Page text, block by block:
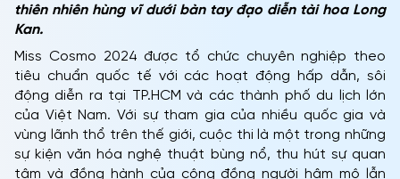
thiên nhiên hùng vĩ dưới bàn tay đạo diễn tài hoa Long
Kan.
Miss Cosmo 2024 được tổ chức chuyên nghiệp theo
tiêu chuẩn quốc tế với các hoạt động hấp dẫn, sôi
động diễn ra tại TP.HCM và các thành phố du lịch lớn
của Việt Nam. Với sự tham gia của nhiều quốc gia và
vùng lãnh thổ trên thế giới, cuộc thi là một trong những
sự kiện văn hóa nghệ thuật bùng nổ, thu hút sự quan
tâm và đồng hành của cộng đồng người hâm mộ lẫn